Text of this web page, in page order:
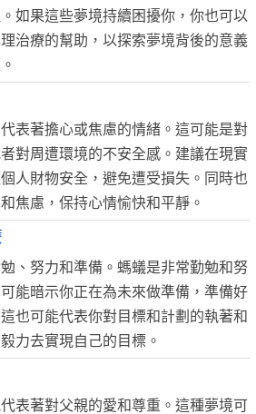
如果這些夢境持續困擾你，你也可以
治療的幫助，以探索夢境背後的意義
表著擔心或焦慮的情緒。這可能是對
對周遭環境的不安全感。建議在現實
人財物安全，避免遭受損失。同時也
焦慮，保持心情愉快和平靜。
、努力和準備。螞蟻是非常勤勉和努
能暗示你正在為未來做準備，準備好
也可能代表你對目標和計劃的執著和
力去實現自己的目標。
表著對父親的愛和尊重。這種夢境可